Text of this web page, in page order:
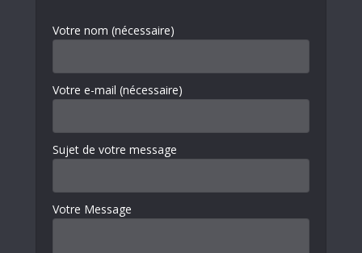
Votre nom (nécessaire)
Votre e-mail (nécessaire)
Sujet de votre message
Votre Message